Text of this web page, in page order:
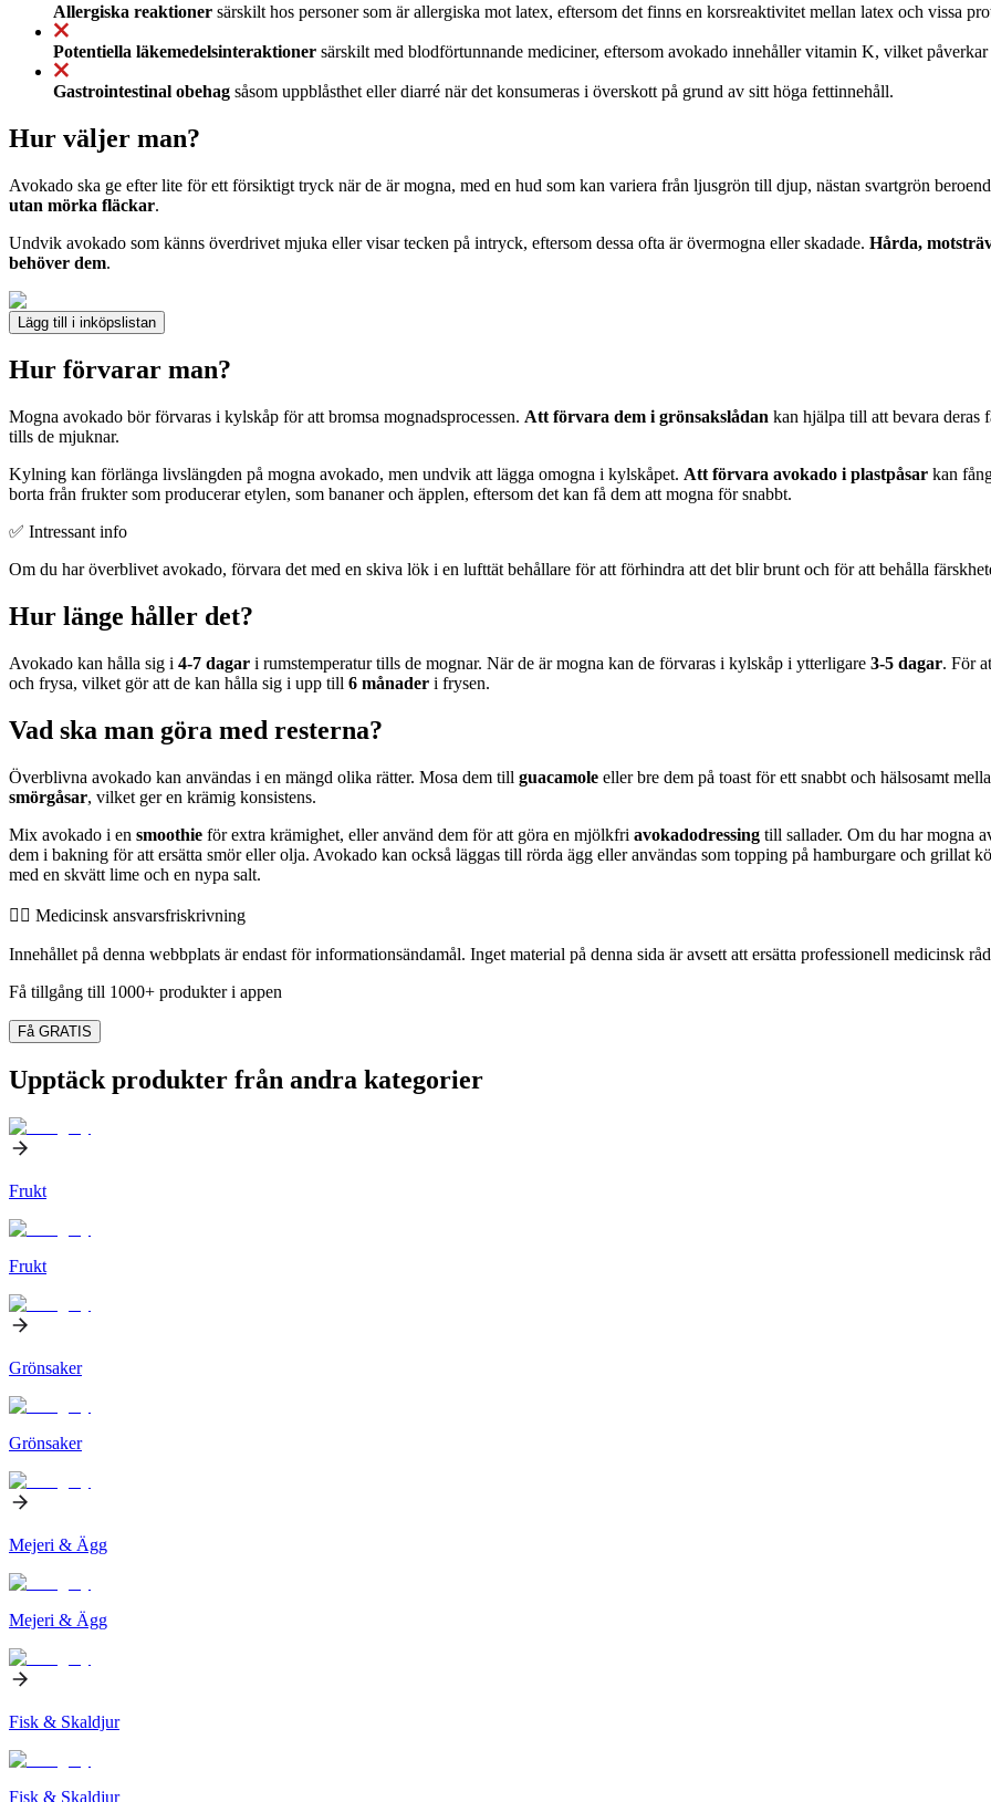
Allergiska reaktioner särskilt hos personer som är allergiska mot latex, eftersom det finns en korsreaktivitet mellan latex och vissa
Potentiella läkemedelsinteraktioner särskilt med blodförtunnande mediciner, eftersom avokado innehåller vitamin K, vilket
Gastrointestinal obehag såsom uppblåsthet eller diarré när det konsumeras i överskott på grund av sitt höga fettinnehåll.
Hur väljer man?
Avokado ska ge efter lite för ett försiktigt tryck när de är mogna, med en hud som kan variera från ljusgrön till djup, nästan svartgrön
utan mörka fläckar.
Undvik avokado som känns överdrivet mjuka eller visar tecken på intryck, eftersom dessa ofta är övermogna eller skadade. Hårda,
behöver dem.
Lägg till i inköpslistan
Hur förvarar man?
Mogna avokado bör förvaras i kylskåp för att bromsa mognadsprocessen. Att förvara dem i grönsakslådan kan hjälpa till att bevara deras
tills de mjuknar.
Kylning kan förlänga livslängden på mogna avokado, men undvik att lägga omogna i kylskåpet. Att förvara avokado i plastpåsar kan
borta från frukter som producerar etylen, som bananer och äpplen, eftersom det kan få dem att mogna för snabbt.
✅ Intressant info
Om du har överblivet avokado, förvara det med en skiva lök i en lufttät behållare för att förhindra att det blir brunt och för att behålla
Hur länge håller det?
Avokado kan hålla sig i 4-7 dagar i rumstemperatur tills de mognar. När de är mogna kan de förvaras i kylskåp i ytterligare 3-5 dagar. För
och frysa, vilket gör att de kan hålla sig i upp till 6 månader i frysen.
Vad ska man göra med resterna?
Överblivna avokado kan användas i en mängd olika rätter. Mosa dem till guacamole eller bre dem på toast för ett snabbt och hälsosamt
smörgåsar, vilket ger en krämig konsistens.
Mix avokado i en smoothie för extra krämighet, eller använd dem för att göra en mjölkfri avokadodressing till sallader. Om du har mogna
dem i bakning för att ersätta smör eller olja. Avokado kan också läggas till rörda ägg eller användas som topping på hamburgare och grillat
med en skvätt lime och en nypa salt.
👨‍⚕️️ Medicinsk ansvarsfriskrivning
Innehållet på denna webbplats är endast för informationsändamål. Inget material på denna sida är avsett att ersätta professionell medicinsk
Få tillgång till 1000+ produkter i appen
Få GRATIS
Upptäck produkter från andra kategorier
Frukt
Frukt
Grönsaker
Grönsaker
Mejeri & Ägg
Mejeri & Ägg
Fisk & Skaldjur
Fisk & Skaldjur